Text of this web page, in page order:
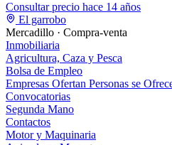
Consultar precio hace 14 años
El garrobo
Mercadillo · Compra-venta
Inmobiliaria
Agricultura, Caza y Pesca
Bolsa de Empleo
Empresas Ofertan Personas se
Convocatorias
Segunda Mano
Contactos
Motor y Maquinaria